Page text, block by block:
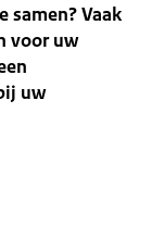
samen? Vaak
voor uw
uw